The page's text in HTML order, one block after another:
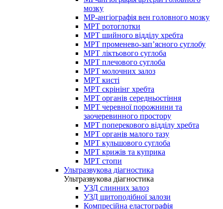
мозку
МР-ангіографія вен головного мозку
МРТ ротоглотки
МРТ шийного відділу хребта
МРТ променево-зап’ясного суглобу
МРТ ліктьового суглоба
МРТ плечового суглоба
МРТ молочних залоз
МРТ кисті
МРТ скрінінг хребта
МРТ органів середньостіння
МРТ черевної порожнини та
заочеревинного простору
МРТ поперекового відділу хребта
МРТ органів малого тазу
МРТ кульшового суглоба
МРТ крижів та куприка
МРТ стопи
Ультразвукова діагностика
Ультразвукова діагностика
УЗД слинних залоз
УЗД щитоподібної залози
Компресійна еластографія